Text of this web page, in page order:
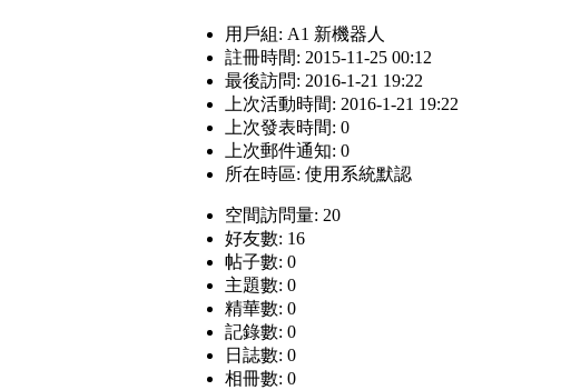
用戶組: A1 新機器人
註冊時間: 2015-11-25 00:12
最後訪問: 2016-1-21 19:22
上次活動時間: 2016-1-21 19:22
上次發表時間: 0
上次郵件通知: 0
所在時區: 使用系統默認
空間訪問量: 20
好友數: 16
帖子數: 0
主題數: 0
精華數: 0
記錄數: 0
日誌數: 0
相冊數: 0